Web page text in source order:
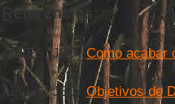
Referências:
ALVES, JED.Como acabar
ALVES, JED. Objetivos de